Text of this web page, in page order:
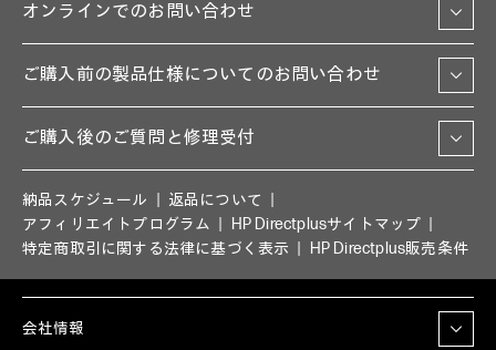
オンラインでのお問い合わせ
ご購入前の製品仕様についてのお問い合わせ
ご購入後のご質問と修理受付
納品スケジュール
返品について
アフィリエイトプログラム
HP Directplusサイトマップ
特定商取引に関する法律に基づく表示
HP Directplus販売条件
会社情報